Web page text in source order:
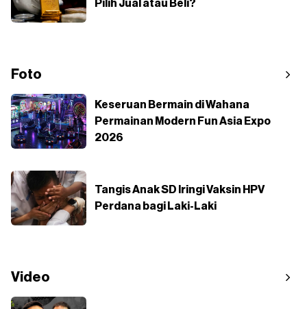
Pilih Jual atau Beli?
Foto
Keseruan Bermain di Wahana
Permainan Modern Fun Asia Expo
2026
Tangis Anak SD Iringi Vaksin HPV
Perdana bagi Laki-Laki
Video